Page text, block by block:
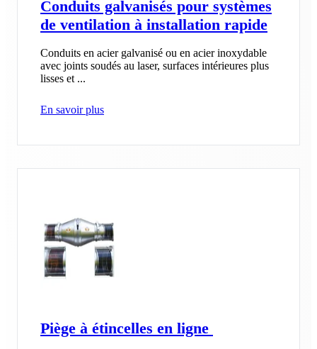
Conduits galvanisés pour systèmes
de ventilation à installation rapide
Conduits en acier galvanisé ou en acier inoxydable
avec joints soudés au laser, surfaces intérieures plus
lisses et ...
En savoir plus
Piège à étincelles en ligne